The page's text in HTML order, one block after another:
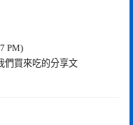
PM)
們買來吃的分享文